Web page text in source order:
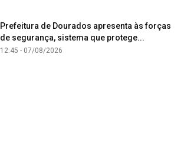
Prefeitura de Dourados apresenta às forças
de segurança, sistema que protege...
12:45 - 07/08/2026